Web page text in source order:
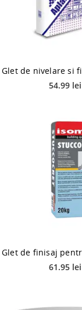
54.99 lei
61.95 lei